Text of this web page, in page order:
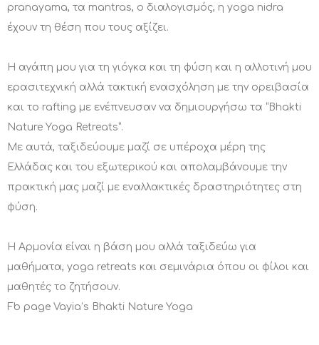
pranayama, τα mantras, ο διαλογισμός, η yoga nidra
έχουν τη θέση που τους αξίζει.
Η αγάπη μου για τη γιόγκα και τη φύση και η αλλοτινή μου
ερασιτεχνική αλλά τακτική ενασχόληση με την ορειβασία
και το rafting με ενέπνευσαν να δημιουργήσω τα “Bhakti
Nature Yoga Retreats”.
Με αυτά, ταξιδεύουμε μαζί σε υπέροχα μέρη της
Ελλάδας και του εξωτερικού και απολαμβάνουμε την
πρακτική μας μαζί με εναλλακτικές δραστηριότητες στη
φύση.
H Aρμονία είναι η βάση μου αλλά ταξιδεύω για
μαθήματα, yoga retreats και σεμινάρια όπου οι φίλοι και
μαθητές το ζητήσουν.
Fb page Vayia’s Bhakti Nature Yoga